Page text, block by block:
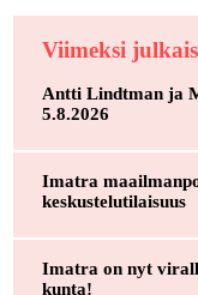
Viimeksi
Antti Lindtman ja
5.8.2026
Imatra
keskustelutilaisuus
Imatra on nyt
kunta!